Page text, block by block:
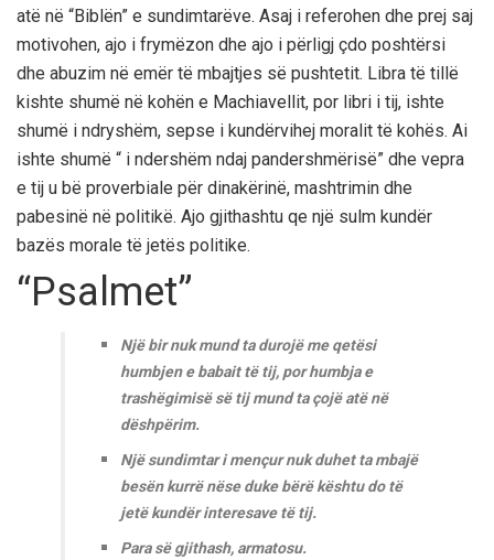
atë në “Biblën” e sundimtarëve. Asaj i referohen dhe prej saj
motivohen, ajo i frymëzon dhe ajo i përligj çdo poshtërsi
dhe abuzim në emër të mbajtjes së pushtetit. Libra të tillë
kishte shumë në kohën e Machiavellit, por libri i tij, ishte
shumë i ndryshëm, sepse i kundërvihej moralit të kohës. Ai
ishte shumë “ i ndershëm ndaj pandershmërisë” dhe vepra
e tij u bë proverbiale për dinakërinë, mashtrimin dhe
pabesinë në politikë. Ajo gjithashtu qe një sulm kundër
bazës morale të jetës politike.
“Psalmet”
Një bir nuk mund ta durojë me qetësi
humbjen e babait të tij, por humbja e
trashëgimisë së tij mund ta çojë atë në
dëshpërim.
Një sundimtar i mençur nuk duhet ta mbajë
besën kurrë nëse duke bërë kështu do të
jetë kundër interesave të tij.
Para së gjithash, armatosu.